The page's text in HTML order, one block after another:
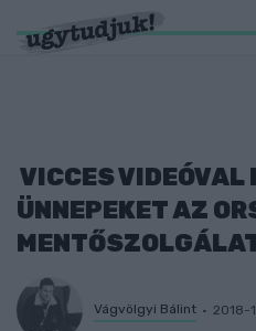
VICCES VIDEÓVAL
ÜNNEPEKET AZ
Vágvölgyi Bálint 2018-